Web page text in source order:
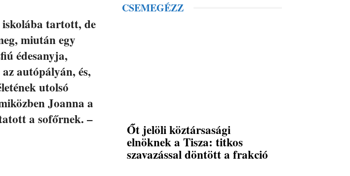
iskolába tartott, de
miután egy
édesanyja,
autópályán, és,
utolsó
Joanna a
a sofőrnek. –
CSEMEGÉZZ
Őt jelöli köztársasági
elnöknek a Tisza: titkos
szavazással döntött a frakció